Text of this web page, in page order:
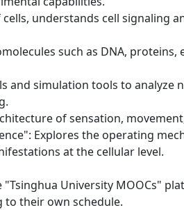
understands cell signaling
such as DNA, proteins,
and simulation tools to analyze
of sensation,
Explores the operating
at the cellular level.
University MOOCs"
to their own schedule.